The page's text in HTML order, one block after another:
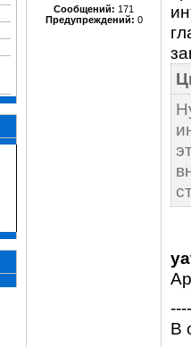
Сообщений: 171
Предупреждений: 0
В